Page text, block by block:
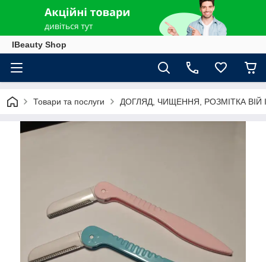
IBeauty Shop
Товари та послуги ДОГЛЯД, ЧИЩЕННЯ, РОЗМІТКА ВІЙ